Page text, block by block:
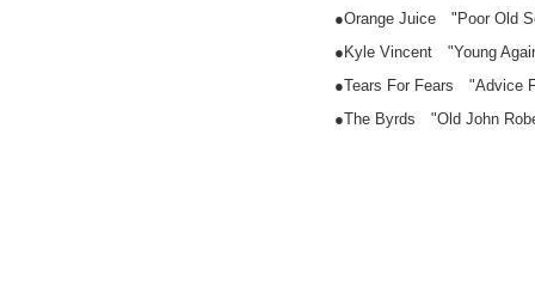
●Orange Juice "Poor Old
●Kyle Vincent "Young
●Tears For Fears "Advice
●The Byrds "Old John